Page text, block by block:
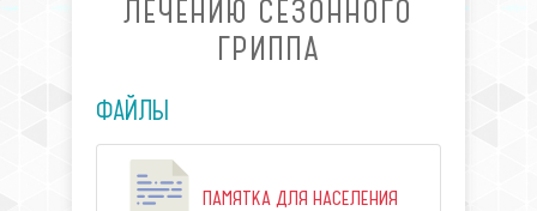
ЛЕЧЕНИЮ СЕЗОННОГО
ГРИППА
ФАЙЛЫ
ПАМЯТКА ДЛЯ НАСЕЛЕНИЯ